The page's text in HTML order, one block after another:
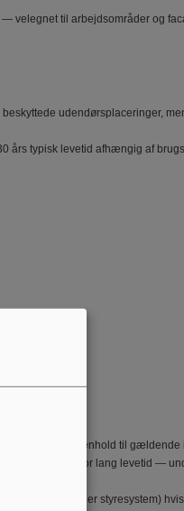
velegnet til arbejdsområder og
udendørsplaceringer,
års typisk levetid afhængig af
elektriker i henhold til
anbefales for lang levetid —
sensor eller styresystem)